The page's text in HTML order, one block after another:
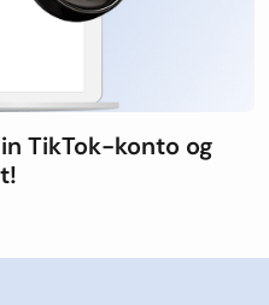
TikTok-konto og